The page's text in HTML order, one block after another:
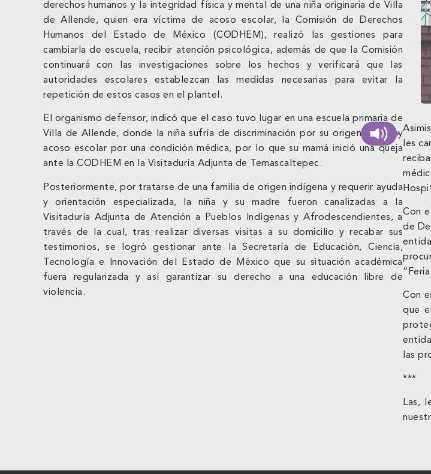
derechos humanos y la integridad física y mental de una niña originaria de Villa
de Allende, quien era víctima de acoso escolar, la Comisión de Derechos
Humanos del Estado de México (CODHEM), realizó las gestiones para
cambiarla de escuela, recibir atención psicológica, además de que la Comisión
continuará con las investigaciones sobre los hechos y verificará que las
autoridades escolares establezcan las medidas necesarias para evitar la
repetición de estos casos en el plantel.
El organismo defensor, indicó que el caso tuvo lugar en una escuela primaria de
Villa de Allende, donde la niña sufría de discriminación por su origen étnico y
acoso escolar por una condición médica, por lo que su mamá inició una queja
ante la CODHEM en la Visitaduría Adjunta de Temascaltepec.
Posteriormente, por tratarse de una familia de origen indígena y requerir ayuda
y orientación especializada, la niña y su madre fueron canalizadas a la
Visitaduría Adjunta de Atención a Pueblos Indígenas y Afrodescendientes, a
través de la cual, tras realizar diversas visitas a su domicilio y recabar sus
testimonios, se logró gestionar ante la Secretaría de Educación, Ciencia,
Tecnología e Innovación del Estado de México que su situación académica
fuera regularizada y así garantizar su derecho a una educación libre de
violencia.
les
Con
de
Con
que
las
***
Las,